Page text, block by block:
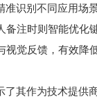
识别不同应用
注时则智能优化
觉反馈，有效降
作为技术提供